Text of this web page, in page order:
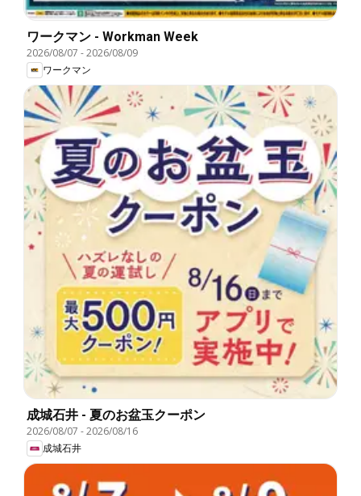
ワークマン - Workman Week
2026/08/07 -2026/08/09
ワークマン
成城石井 - 夏のお盆玉クーポン
2026/08/07 -2026/08/16
成城石井